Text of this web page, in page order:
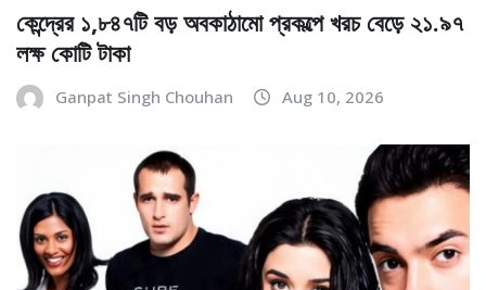
কেন্দ্রের ১,৮৪৭টি বড় অবকাঠামো প্রকল্পে খরচ বেড়ে ২১.৯৭
লক্ষ কোটি টাকা
Ganpat Singh Chouhan Aug 10, 2026